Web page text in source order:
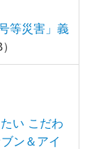
等災害」義
い こだわ
ン＆アイ